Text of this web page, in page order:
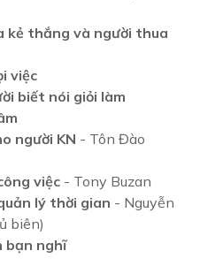
kẻ thắng và người thua
việc
biết nói giỏi làm
người KN - Tôn Đào
việc - Tony Buzan
lý thời gian - Nguyễn
biên)
bạn nghĩ